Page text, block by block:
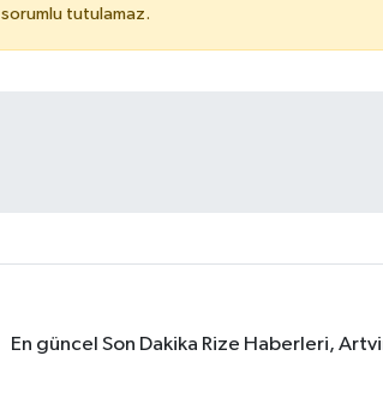
sorumlu tutulamaz.
En güncel Son Dakika Rize Haberleri,